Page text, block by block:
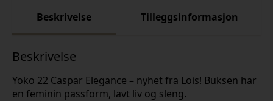
Beskrivelse Tilleggsinformasjon
Beskrivelse
Yoko 22 Caspar Elegance – nyhet fra Lois! Buksen har
en feminin passform, lavt liv og sleng.